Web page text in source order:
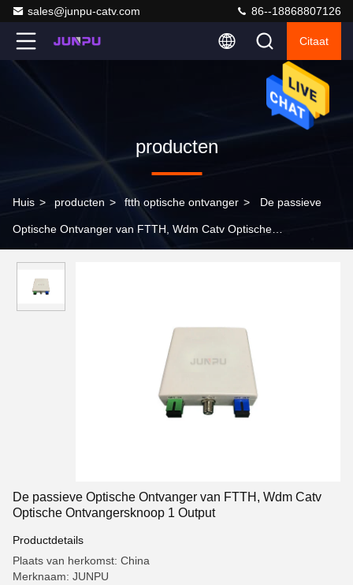
sales@junpu-catv.com 86--18868807126
Citaat
producten
Huis > producten > ftth optische ontvanger > De passieve
Optische Ontvanger van FTTH, Wdm Catv Optische
De passieve Optische Ontvanger van FTTH, Wdm Catv
Optische Ontvangersknoop 1 Output
Productdetails
Plaats van herkomst: China
Merknaam: JUNPU